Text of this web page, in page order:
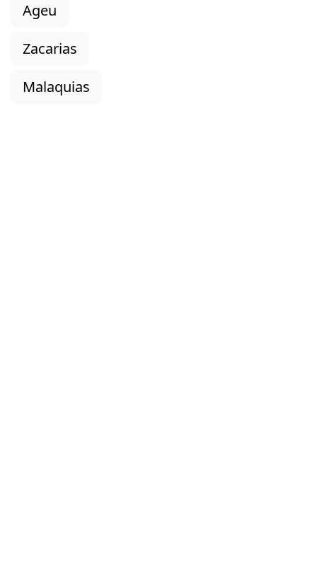
Ageu
Zacarias
Malaquias